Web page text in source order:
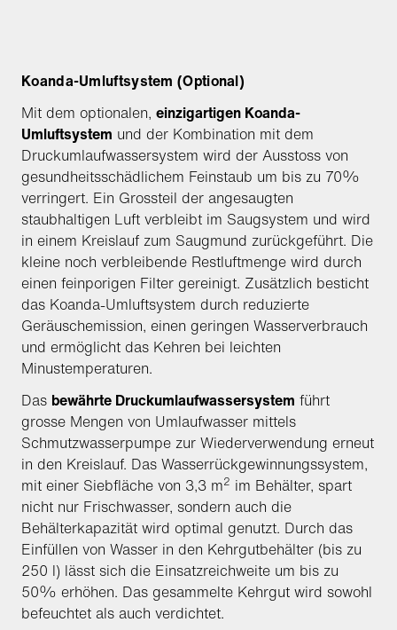
Koanda-Umluftsystem (Optional)
Mit dem optionalen, einzigartigen Koanda-
Umluftsystem und der Kombination mit dem
Druckumlaufwassersystem wird der Ausstoss von
gesundheitsschädlichem Feinstaub um bis zu 70%
verringert. Ein Grossteil der angesaugten
staubhaltigen Luft verbleibt im Saugsystem und wird
in einem Kreislauf zum Saugmund zurückgeführt. Die
kleine noch verbleibende Restluftmenge wird durch
einen feinporigen Filter gereinigt. Zusätzlich besticht
das Koanda-Umluftsystem durch reduzierte
Geräuschemission, einen geringen Wasserverbrauch
und ermöglicht das Kehren bei leichten
Minustemperaturen.
Das bewährte Druckumlaufwassersystem führt
grosse Mengen von Umlaufwasser mittels
Schmutzwasserpumpe zur Wiederverwendung erneut
in den Kreislauf. Das Wasserrückgewinnungssystem,
mit einer Siebfläche von 3,3 m2 im Behälter, spart
nicht nur Frischwasser, sondern auch die
Behälterkapazität wird optimal genutzt. Durch das
Einfüllen von Wasser in den Kehrgutbehälter (bis zu
250 l) lässt sich die Einsatzreichweite um bis zu
50% erhöhen. Das gesammelte Kehrgut wird sowohl
befeuchtet als auch verdichtet.